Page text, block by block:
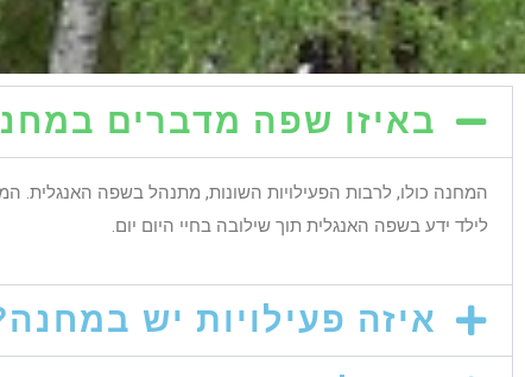
באיזו שפה מדברים
המחנה כולו, לרבות הפעילויות השונות, מתנהל בשפה האנגלית.
לילד ידע בשפה האנגלית תוך שילובה בחיי היום יום.
איזה פעילויות יש